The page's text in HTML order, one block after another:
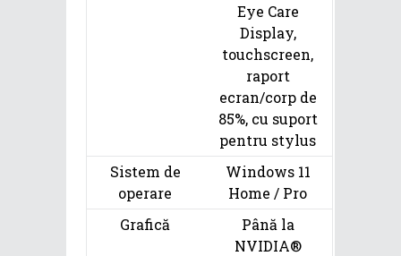
Eye Care
Display,
touchscreen,
raport
ecran/corp de
85%, cu suport
pentru stylus
Sistem de
operare
Windows 11
Home / Pro
Grafică
Până la
NVIDIA®